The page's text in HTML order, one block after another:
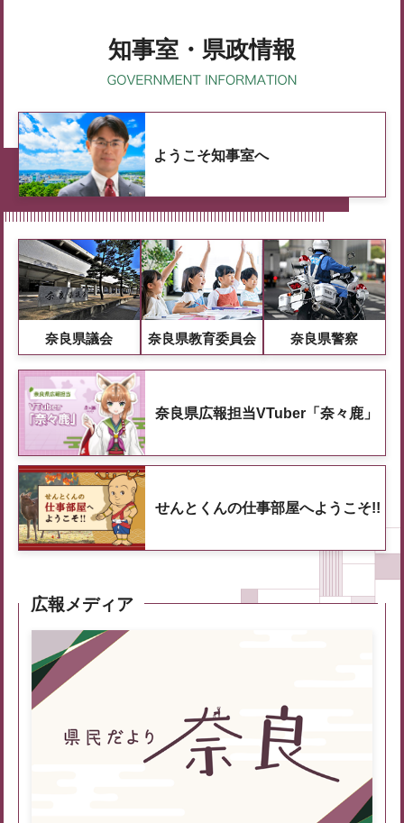
知事室・県政情報
ようこそ知事室へ
奈良県議会 奈良県教育委員会 奈良県警察
奈良県広報担当VTuber「奈々鹿」
せんとくんの仕事部屋へようこそ!!
広報メディア